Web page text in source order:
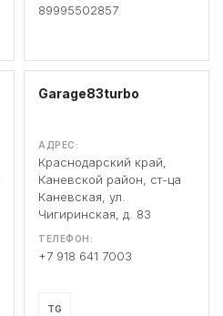
89995502857
Garage83turbo
АДРЕС:
Краснодарский край,
Каневской район, ст-ца
Каневская, ул.
Чигиринская, д. 83
ТЕЛЕФОН:
+7 918 641 7003
TG